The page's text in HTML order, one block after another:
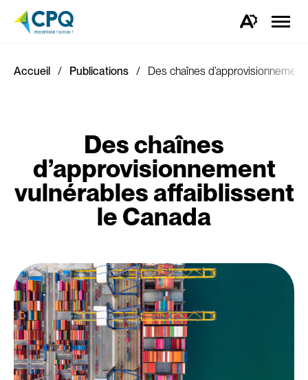
Ouvrez
d'accessibilité.
la
Accueil Publications Des chaînes
Des chaînes
d’approvisionnement
vulnérables affaiblissent
le Canada